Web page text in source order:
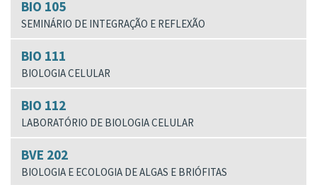
BIO 105
SEMINÁRIO DE INTEGRAÇÃO E REFLEXÃO
BIO 111
BIOLOGIA CELULAR
BIO 112
LABORATÓRIO DE BIOLOGIA CELULAR
BVE 202
BIOLOGIA E ECOLOGIA DE ALGAS E BRIÓFITAS